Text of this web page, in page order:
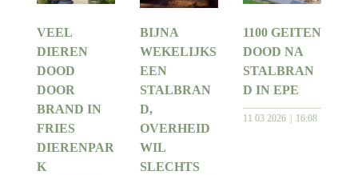
VEEL
DIEREN
DOOD
DOOR
BRAND IN
FRIES
DIERENPAR
K
BIJNA
WEKELIJKS
EEN
STALBRAN
D,
OVERHEID
WIL
SLECHTS
1100 GEITEN
DOOD NA
STALBRAN
D IN EPE
11 03 2026 16:08